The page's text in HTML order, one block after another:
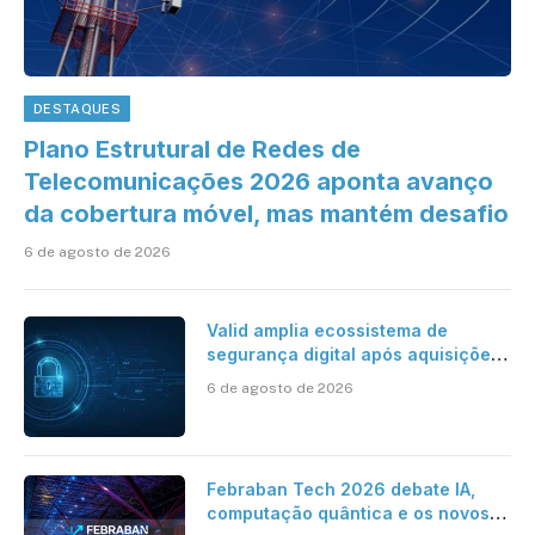
DESTAQUES
Plano Estrutural de Redes de
Telecomunicações 2026 aponta avanço
da cobertura móvel, mas mantém desafio
6 de agosto de 2026
Valid amplia ecossistema de
segurança digital após aquisições
6 de agosto de 2026
Febraban Tech 2026 debate IA,
computação quântica e os novos